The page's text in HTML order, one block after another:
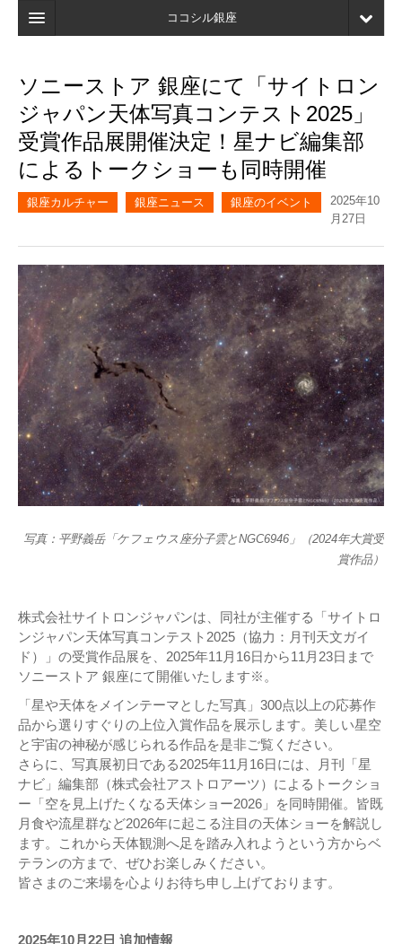
ココシル銀座
検索
店舗・施設最新情報
口コミ
マイページ
ソニーストア 銀座にて「サイトロン
ジャパン天体写真コンテスト2025」
受賞作品展開催決定！星ナビ編集部
によるトークショーも同時開催
銀座カルチャー 銀座ニュース 銀座のイベント
2025年10
月27日
写真：平野義岳「ケフェウス座分子雲とNGC6946」（2024年大賞受
賞作品）
株式会社サイトロンジャパンは、同社が主催する「サイトロ
ンジャパン天体写真コンテスト2025（協力：月刊天文ガイ
ド）」の受賞作品展を、2025年11月16日から11月23日まで
ソニーストア 銀座にて開催いたします※。
「星や天体をメインテーマとした写真」300点以上の応募作
品から選りすぐりの上位入賞作品を展示します。美しい星空
と宇宙の神秘が感じられる作品を是非ご覧ください。
さらに、写真展初日である2025年11月16日には、月刊「星
ナビ」編集部（株式会社アストロアーツ）によるトークショ
ー「空を見上げたくなる天体ショー2026」を同時開催。皆既
月食や流星群など2026年に起こる注目の天体ショーを解説し
ます。これから天体観測へ足を踏み入れようという方からベ
テランの方まで、ぜひお楽しみください。
皆さまのご来場を心よりお待ち申し上げております。
2025年10月22日 追加情報